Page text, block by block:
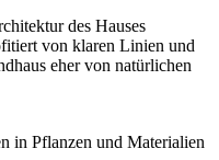
des Hauses
von klaren Linien und
eher von natürlichen
in Pflanzen und Materialien